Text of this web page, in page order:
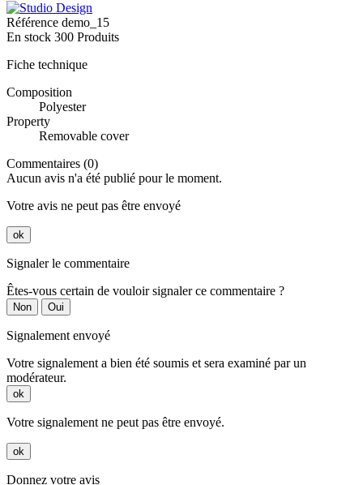
Référence demo_15
En stock 300 Produits
Fiche technique
Composition
Polyester
Property
Removable cover
Commentaires (0)
Aucun avis n'a été publié pour le moment.
Votre avis ne peut pas être envoyé
ok
Signaler le commentaire
Êtes-vous certain de vouloir signaler ce commentaire ?
Non Oui
Signalement envoyé
Votre signalement a bien été soumis et sera examiné par un
modérateur.
ok
Votre signalement ne peut pas être envoyé.
ok
Donnez votre avis